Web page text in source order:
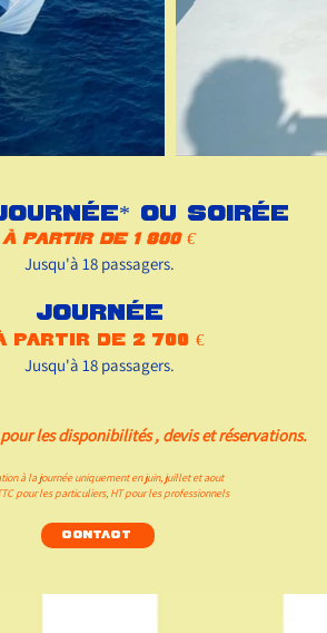
journée* ou soirée
à partir de 1 800 €
Jusqu'à 18 passagers.
Journée
partir de 2 700 €
Jusqu'à 18 passagers.
les disponibilités , devis et réservations.
à la journée uniquement en juin, juillet et aout
pour les particuliers, HT pour les professionnels
Contact